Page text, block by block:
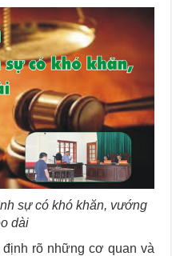
sự có khó khăn, vướng
dài
rõ những cơ quan và